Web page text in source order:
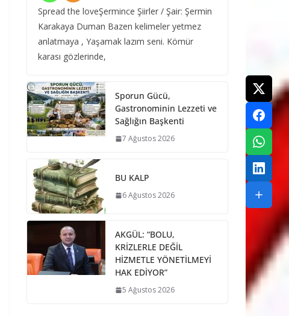
Spread the loveŞermince Şiirler / Şair: Şermin
Karakaya Duman Bazen kelimeler yetmez
anlatmaya , Yaşamak lazım seni. Kömür
karası gözlerinde,
Sporun Gücü,
Gastronominin Lezzeti ve
Sağlığın Başkenti
7 Ağustos 2026
BU KALP
6 Ağustos 2026
AKGÜL: “BOLU,
KRİZLERLE DEĞİL
HİZMETLE YÖNETİLMEYİ
HAK EDİYOR”
5 Ağustos 2026